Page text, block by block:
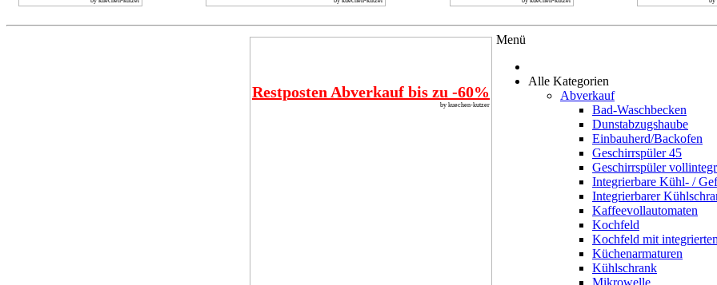
Restposten Abverkauf bis zu -60%
by kuechen-kutzer
Menü
Alle Kategorien
Abverkauf
Bad-Waschbecken
Dunstabzugshaube
Einbauherd/Backofen
Geschirrspüler 45
Geschirrspüler
Integrierbare Kühl- /
Integrierbarer
Kaffeevollautomaten
Kochfeld
Kochfeld mit
Küchenarmaturen
Kühlschrank
Mikrowelle